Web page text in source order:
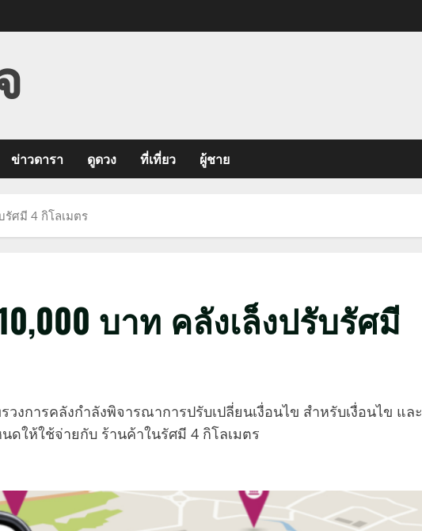
ข่าวดารา ดูดวง ที่เที่ยว ผู้ชาย
รัศมี 4 กิโลเมตร
บาท คลังเล็งปรับรัศมี
งการคลังกำลังพิจารณาการปรับเปลี่ยนเงื่อนไข สำหรับเงื่อนไข และ
ดให้ใช้จ่ายกับ ร้านค้าในรัศมี 4 กิโลเมตร